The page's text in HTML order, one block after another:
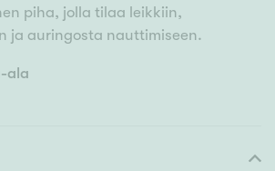
piha, jolla tilaa leikkiin,
ja auringosta nauttimiseen.
ala